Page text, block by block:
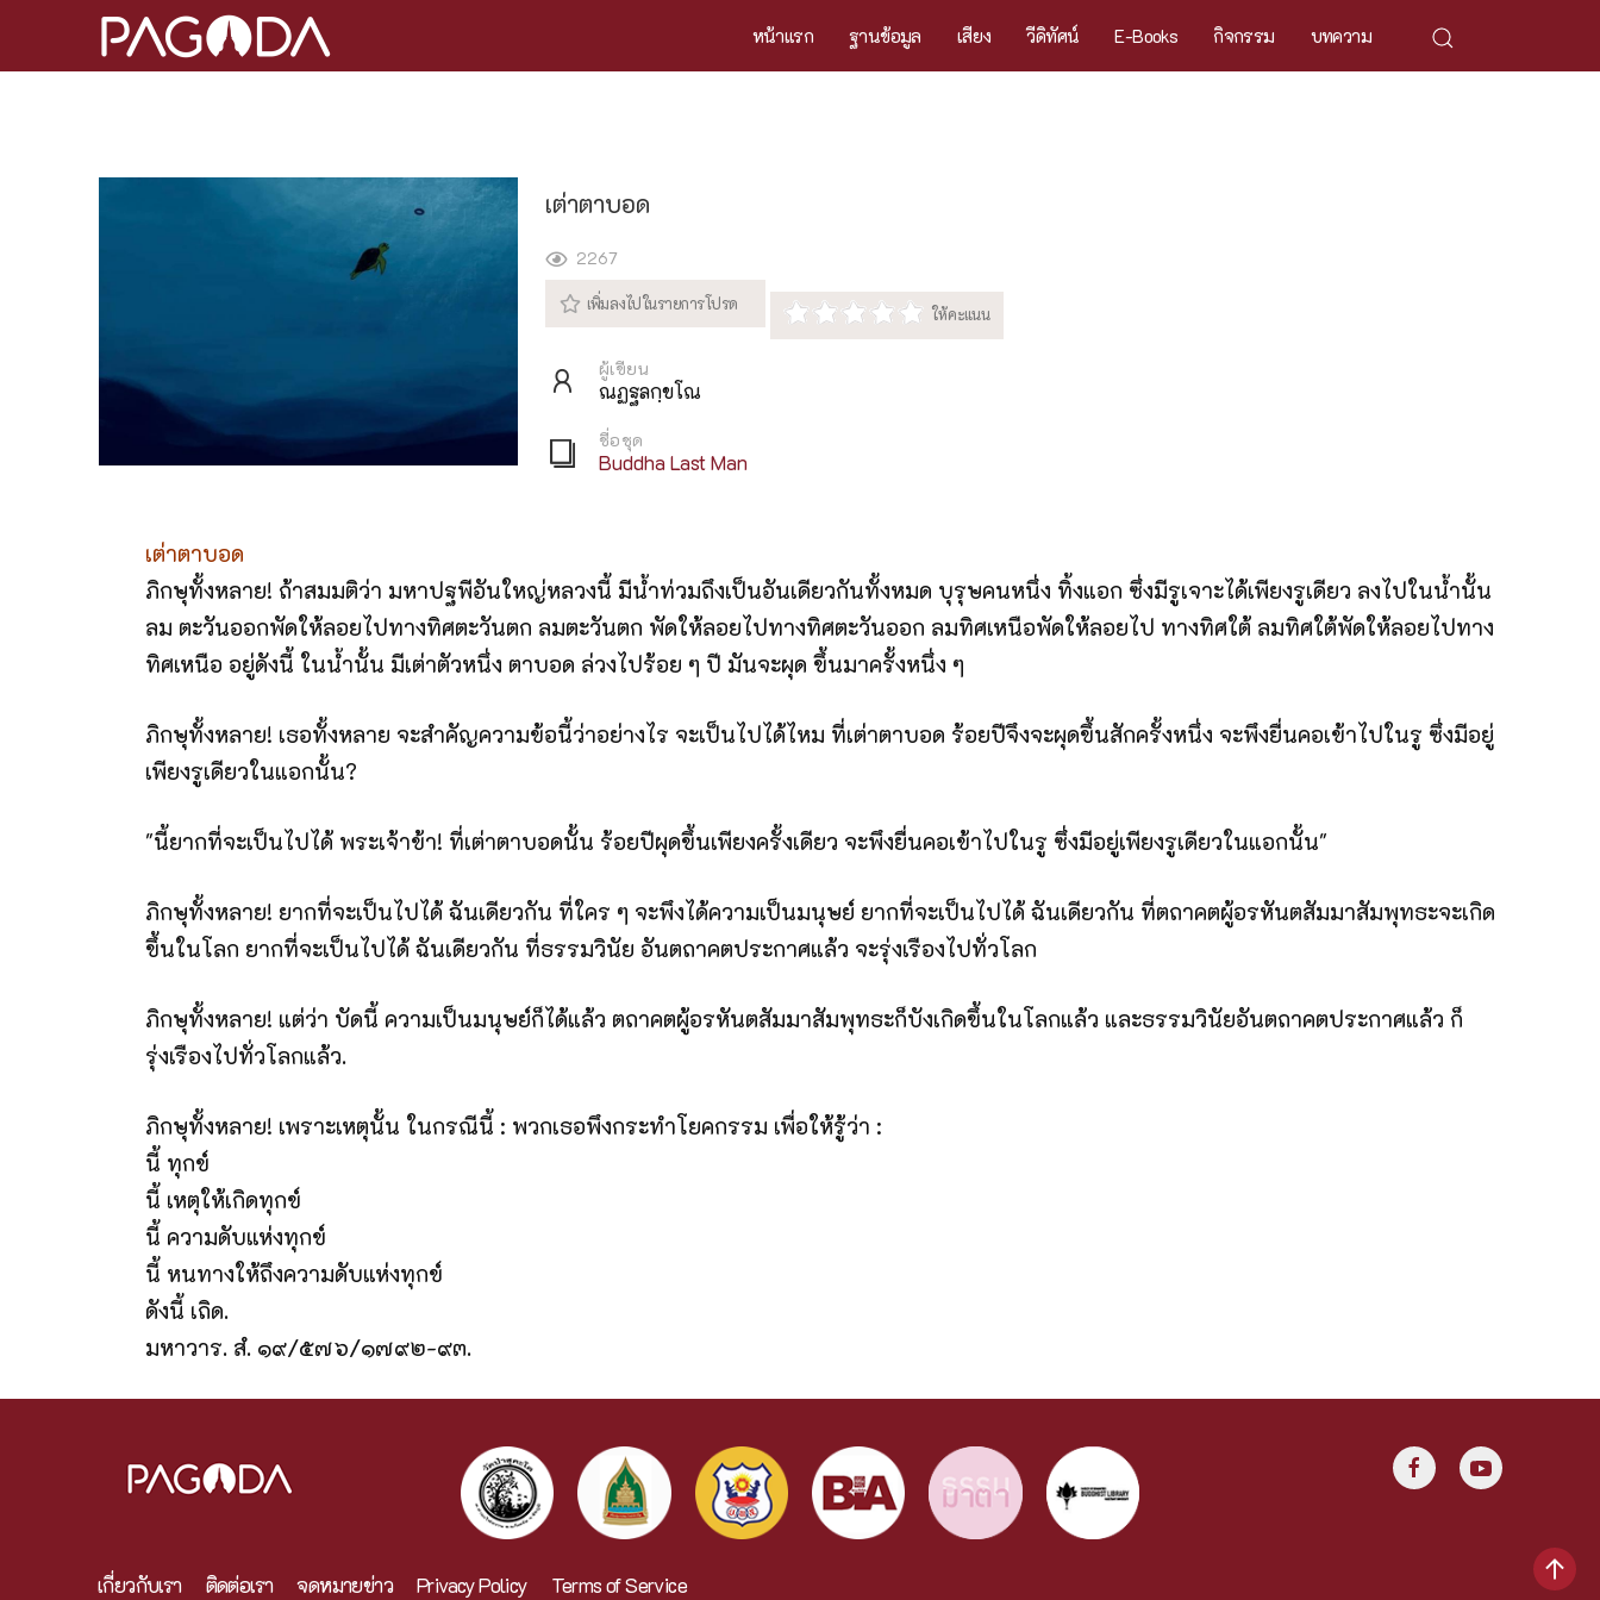
หน้าแรก ฐานข้อมูล เสียง วีดิทัศน์ E-Books กิจกรรม บทความ
เต่าตาบอด
2267
ผู้เขียน
ณฏฐลกฺขโณ
ชื่อชุด
Buddha Last Man
เต่าตาบอด
ภิกษุทั้งหลาย! ถ้าสมมติว่า มหาปฐพีอันใหญ่หลวงนี้ มีน้ำท่วมถึงเป็นอันเดียวกันทั้งหมด บุรุษคนหนึ่ง ทิ้งแอก ซึ่งมีรูเจาะได้เพียงรูเดียว ลงไปในน้ำนั้น
ลม ตะวันออกพัดให้ลอยไปทางทิศตะวันตก ลมตะวันตก พัดให้ลอยไปทางทิศตะวันออก ลมทิศเหนือพัดให้ลอยไป ทางทิศใต้ ลมทิศใต้พัดให้ลอยไปทาง
ทิศเหนือ อยู่ดังนี้ ในน้ำนั้น มีเต่าตัวหนึ่ง ตาบอด ล่วงไปร้อย ๆ ปี มันจะผุด ขึ้นมาครั้งหนึ่ง ๆ
ภิกษุทั้งหลาย! เธอทั้งหลาย จะสำคัญความข้อนี้ว่าอย่างไร จะเป็นไปได้ไหม ที่เต่าตาบอด ร้อยปีจึงจะผุดขึ้นสักครั้งหนึ่ง จะพึงยื่นคอเข้าไปในรู ซึ่งมีอยู่
เพียงรูเดียวในแอกนั้น?
"นี้ยากที่จะเป็นไปได้ พระเจ้าข้า! ที่เต่าตาบอดนั้น ร้อยปีผุดขึ้นเพียงครั้งเดียว จะพึงยื่นคอเข้าไปในรู ซึ่งมีอยู่เพียงรูเดียวในแอกนั้น"
ภิกษุทั้งหลาย! ยากที่จะเป็นไปได้ ฉันเดียวกัน ที่ใคร ๆ จะพึงได้ความเป็นมนุษย์ ยากที่จะเป็นไปได้ ฉันเดียวกัน ที่ตถาคตผู้อรหันตสัมมาสัมพุทธะจะเกิด
ขึ้น­ในโลก ยากที่จะเป็นไปได้ ฉันเดียวกัน ที่ธรรมวินัย อันตถาคตประกาศแล้ว จะรุ่งเรืองไปทั่วโลก
ภิกษุทั้งหลาย! แต่ว่า บัดนี้ ความเป็นมนุษย์ก็ได้แล้ว ตถาคตผู้อรหันตสัมมาสัมพุทธะก็บังเกิดขึ้น­ในโลกแล้ว และธรรมวินัยอันตถาคตประกาศแล้ว ก็
รุ่งเรืองไปทั่วโลกแล้ว.
ภิกษุทั้งหลาย! เพราะเหตุนั้น ในกรณีนี้ : พวกเธอพึงกระทำโยคกรรม เพื่อให้รู้ว่า :
นี้ ทุกข์
นี้ เหตุให้เกิดทุกข์
นี้ ความดับแห่งทุกข์
นี้ หนทางให้ถึงความดับแห่งทุกข์
ดังนี้ เถิด.
มหาวาร. สํ. ๑๙/๕๗๖/๑๗๙๒-๙๓.
เกี่ยวกับเรา ติดต่อเรา จดหมายข่าว Privacy Policy Terms of Service